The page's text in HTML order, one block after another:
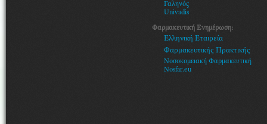
Γαληνός
Univadis
Φαρμακευτική Ενημέρωση:
Ελληνική Εταιρεία
Φαρμακευτικής Πρακτικής
Νοσοκομειακή Φαρμακευτική
Nosfar.eu